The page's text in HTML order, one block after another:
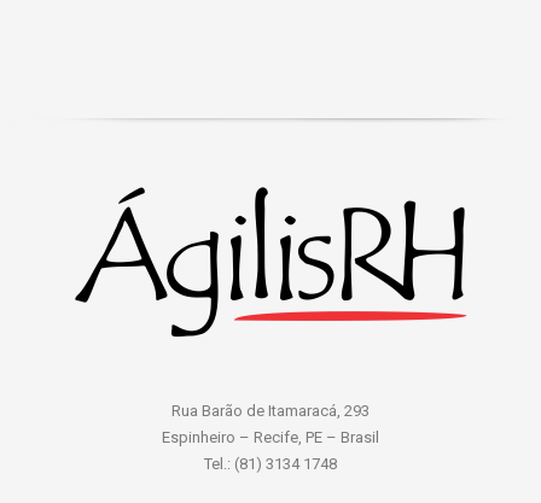
Rua Barão de Itamaracá, 293
Espinheiro – Recife, PE – Brasil
Tel.: (81) 3134 1748